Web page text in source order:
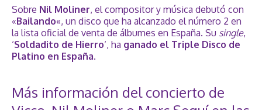
Sobre Nil Moliner, el compositor y música debutó con
«Bailando«, un disco que ha alcanzado el número 2 en
la lista oficial de venta de álbumes en España. Su single,
‘Soldadito de Hierro‘, ha ganado el Triple Disco de
Platino en España.
Más información del concierto de